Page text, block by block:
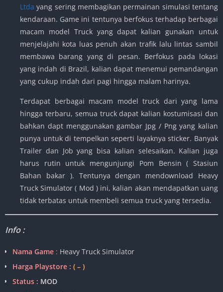
Ltda yang sering membagikan permainan simulasi tentang
kendaraan. Game ini tentunya berfokus terhadap berbagai
macam model Truck yang dapat kalian gunakan untuk
menjelajahi kota luas penuh akan trafik lalu lintas sambil
membawa barang yang di pesan. Berfokus pada lokasi
yang indah di Brazil, kalian dapat menemui pemandangan
yang cukup indah dari pagi hingga malam harinya.
Terdapat berbagai macam model truck dari yang lama
hingga terbaru, semua truck dapat kalian kostumisasi dan
bahkan dapt menggunakan gambar Jpg / Png yang kalian
punya untuk di tempelkan seperti layaknya sticker. Banyak
Trailer dan Job yang bisa kalian selesaikan. Kalian juga
harus rutin untuk mengunjungi Pom Bensin ( Stasiun
Bahan bakar ). Tentunya dengan mendownload Heavy
Truck Simulator ( Mod ) ini, kalian akan mendapatkan uang
tidak terbatas untuk membeli semua truck yang tersedia.
Info :
Nama Game : Heavy Truck Simulator
Harga Playstore : ( – )
Status : MOD